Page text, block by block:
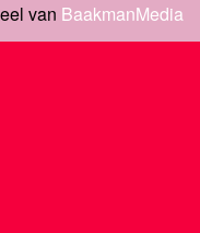
van BaakmanMedia